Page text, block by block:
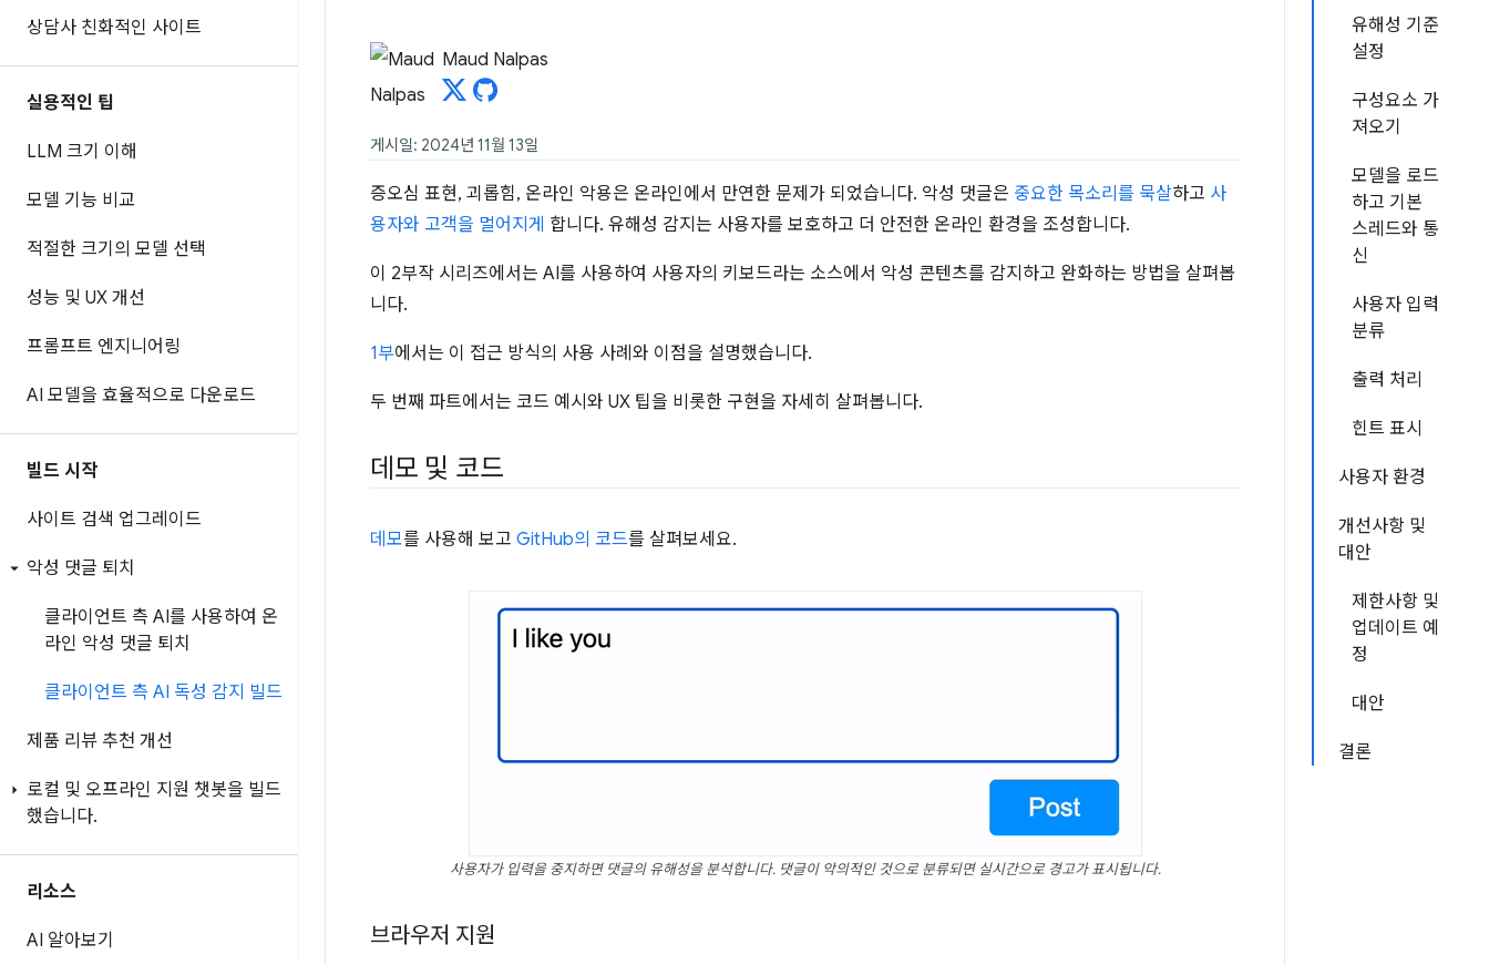
상담사 친화적인 사이트
실용적인 팁
LLM 크기 이해
모델 기능 비교
적절한 크기의 모델 선택
성능 및 UX 개선
프롬프트 엔지니어링
AI 모델을 효율적으로 다운로드
빌드 시작
사이트 검색 업그레이드
악성 댓글 퇴치
클라이언트 측 AI를 사용하여 온
라인 악성 댓글 퇴치
클라이언트 측 AI 독성 감지 빌드
제품 리뷰 추천 개선
로컬 및 오프라인 지원 챗봇을 빌드
했습니다.
리소스
AI 알아보기
유해성 기준
설정
구성요소 가
져오기
모델을 로드
하고 기본
스레드와 통
신
사용자 입력
분류
출력 처리
힌트 표시
사용자 환경
개선사항 및
대안
제한사항 및
업데이트 예
정
대안
결론
Maud Nalpas
게시일: 2024년 11월 13일
증오심 표현, 괴롭힘, 온라인 악용은 온라인에서 만연한 문제가 되었습니다. 악성 댓글은 중요한 목소리를 묵살하고 사
용자와 고객을 멀어지게 합니다. 유해성 감지는 사용자를 보호하고 더 안전한 온라인 환경을 조성합니다.
이 2부작 시리즈에서는 AI를 사용하여 사용자의 키보드라는 소스에서 악성 콘텐츠를 감지하고 완화하는 방법을 살펴봅
니다.
1부에서는 이 접근 방식의 사용 사례와 이점을 설명했습니다.
두 번째 파트에서는 코드 예시와 UX 팁을 비롯한 구현을 자세히 살펴봅니다.
데모 및 코드
데모를 사용해 보고 GitHub의 코드를 살펴보세요.
사용자가 입력을 중지하면 댓글의 유해성을 분석합니다. 댓글이 악의적인 것으로 분류되면 실시간으로 경고가 표시됩니다.
브라우저 지원